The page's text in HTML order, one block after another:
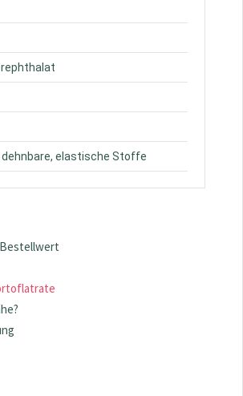
elastische Stoffe